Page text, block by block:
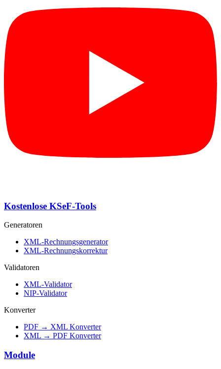
Kostenlose KSeF-Tools
Generatoren
XML-Rechnungsgenerator
XML-Rechnungskorrektur
Validatoren
XML-Validator
NIP-Validator
Konverter
PDF → XML Konverter
XML → PDF Konverter
Module